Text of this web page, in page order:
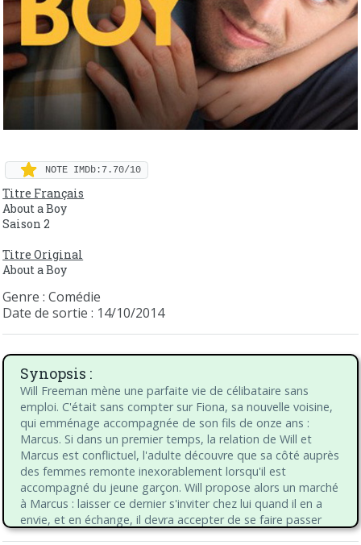
NOTE IMDb:7.70/10
Titre Français
About a Boy
Saison 2
Titre Original
About a Boy
Genre : Comédie
Date de sortie : 14/10/2014
Synopsis :
Will Freeman mène une parfaite vie de célibataire sans
emploi. C'était sans compter sur Fiona, sa nouvelle voisine,
qui emménage accompagnée de son fils de onze ans :
Marcus. Si dans un premier temps, la relation de Will et
Marcus est conflictuel, l'adulte découvre que sa côté auprès
des femmes remonte inexorablement lorsqu'il est
accompagné du jeune garçon. Will propose alors un marché
à Marcus : laisser ce dernier s'inviter chez lui quand il en a
envie, et en échange, il devra accepter de se faire passer
pour son fils...